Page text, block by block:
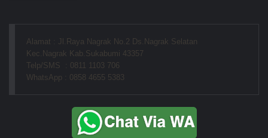
Alamat : Jl.Raya Nagrak No.2 Ds.Nagrak Selatan
Kec.Nagrak Kab.Sukabumi 43357
Telp/SMS  : 0811 1103 706
WhatsApp : 0858 4655 5383